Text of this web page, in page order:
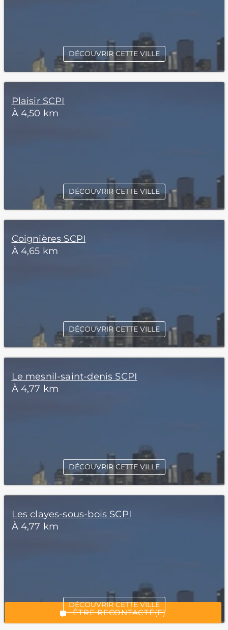
“Excellent”, 165 avis
ÊTRE RECONTACTÉ(E)
DÉCOUVRIR CETTE VILLE
Plaisir SCPI
À 4,50 km
DÉCOUVRIR CETTE VILLE
Coignières SCPI
À 4,65 km
DÉCOUVRIR CETTE VILLE
Le mesnil-saint-denis SCPI
À 4,77 km
DÉCOUVRIR CETTE VILLE
Les clayes-sous-bois SCPI
À 4,77 km
DÉCOUVRIR CETTE VILLE